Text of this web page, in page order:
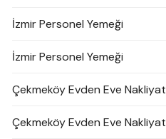
İzmir Personel Yemeği
İzmir Personel Yemeği
Çekmeköy Evden Eve Nakliyat
Çekmeköy Evden Eve Nakliyat